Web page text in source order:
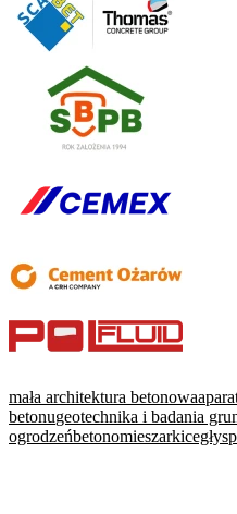
mała architektura betonowa
betonugeotechnika i badania
ogrodzeńbetonomieszarkicegły